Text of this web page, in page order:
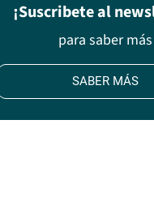
¡Suscribete al
para saber más
SABER MÁS